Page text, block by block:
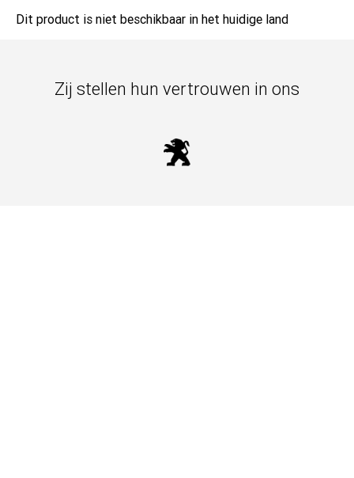
Dit product is niet beschikbaar in het huidige land
Zij stellen hun vertrouwen in ons